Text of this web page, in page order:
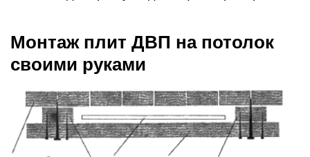
Монтаж плит ДВП на потолок
своими руками